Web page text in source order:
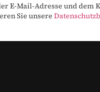
E-Mail-Adresse und dem
Sie unsere